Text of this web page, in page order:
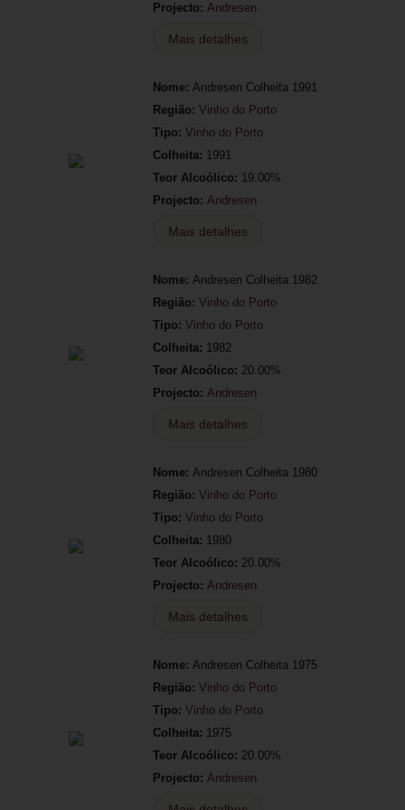
Projecto: Andresen
Mais detalhes
Nome: Andresen Colheita 1991
Região: Vinho do Porto
Tipo: Vinho do Porto
Colheita: 1991
Teor Alcoólico: 19.00%
Projecto: Andresen
Mais detalhes
Nome: Andresen Colheita 1982
Região: Vinho do Porto
Tipo: Vinho do Porto
Colheita: 1982
Teor Alcoólico: 20.00%
Projecto: Andresen
Mais detalhes
Nome: Andresen Colheita 1980
Região: Vinho do Porto
Tipo: Vinho do Porto
Colheita: 1980
Teor Alcoólico: 20.00%
Projecto: Andresen
Mais detalhes
Nome: Andresen Colheita 1975
Região: Vinho do Porto
Tipo: Vinho do Porto
Colheita: 1975
Teor Alcoólico: 20.00%
Projecto: Andresen